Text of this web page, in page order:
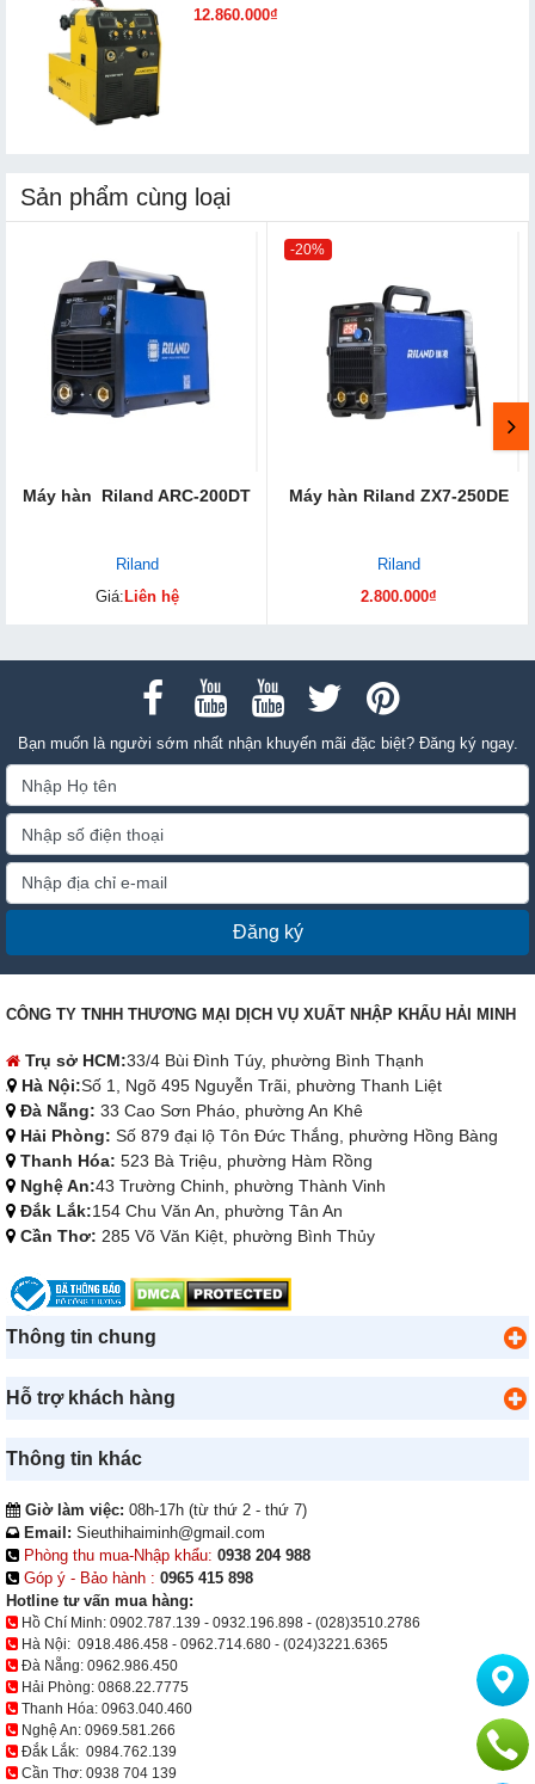
12.860.000₫
Sản phẩm cùng loại
Máy hàn Riland ARC-200DT
Riland
Giá: Liên hệ
-20%
Máy hàn Riland ZX7-250DE
Riland
2.800.000₫
Bạn muốn là người sớm nhất nhận khuyến mãi đặc biệt? Đăng ký ngay.
Đăng ký
CÔNG TY TNHH THƯƠNG MẠI DỊCH VỤ XUẤT NHẬP KHẨU HẢI MINH
Trụ sở HCM:33/4 Bùi Đình Túy, phường Bình Thạnh
Hà Nội:Số 1, Ngõ 495 Nguyễn Trãi, phường Thanh Liệt
Đà Nẵng: 33 Cao Sơn Pháo, phường An Khê
Hải Phòng: Số 879 đại lộ Tôn Đức Thắng, phường Hồng Bàng
Thanh Hóa: 523 Bà Triệu, phường Hàm Rồng
Nghệ An:43 Trường Chinh, phường Thành Vinh
Đắk Lắk:154 Chu Văn An, phường Tân An
Cần Thơ: 285 Võ Văn Kiệt, phường Bình Thủy
Thông tin chung
Hỗ trợ khách hàng
Thông tin khác
Giờ làm việc: 08h-17h (từ thứ 2 - thứ 7)
Email: Sieuthihaiminh@gmail.com
Phòng thu mua-Nhập khẩu: 0938 204 988
Góp ý - Bảo hành : 0965 415 898
Hotline tư vấn mua hàng:
Hồ Chí Minh: 0902.787.139 - 0932.196.898 - (028)3510.2786
Hà Nội: 0918.486.458 - 0962.714.680 - (024)3221.6365
Đà Nẵng: 0962.986.450
Hải Phòng: 0868.22.7775
Thanh Hóa: 0963.040.460
Nghệ An: 0969.581.266
Đắk Lắk: 0984.762.139
Cần Thơ: 0938 704 139